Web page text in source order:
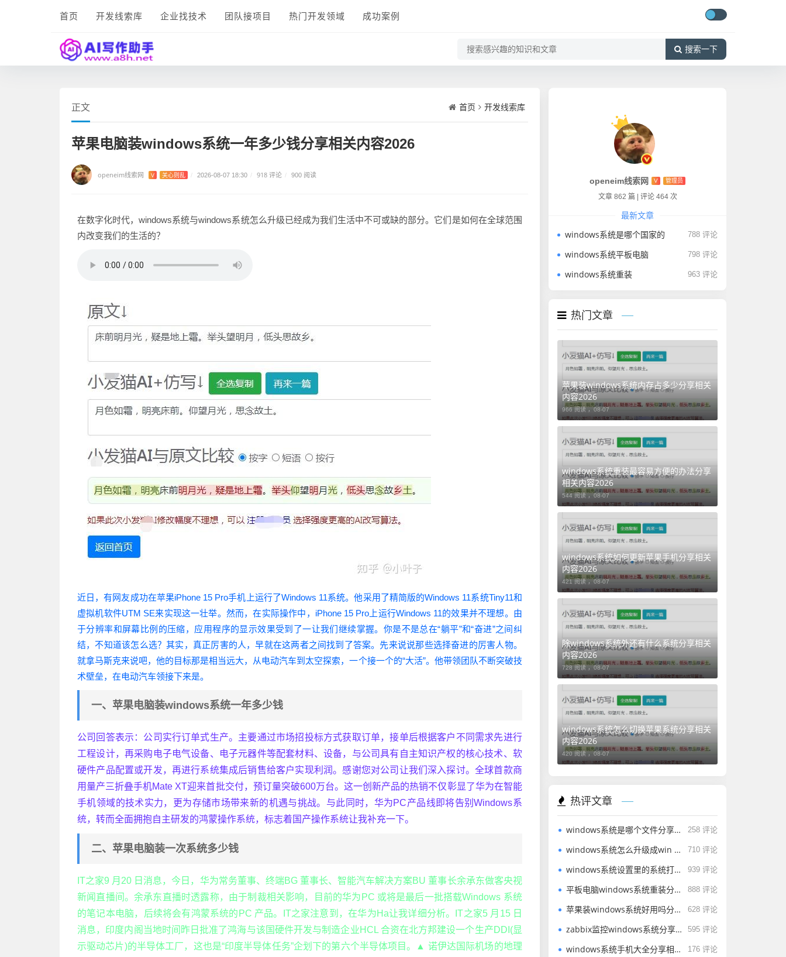
首页 开发线索库 企业找技术 团队接项目 热门开发领域 成功案例
搜索一下
正文 首页 开发线索库
苹果电脑装windows系统一年多少钱分享相关内容2026
openeim线索网 V 关心则乱 / 2026-08-07 18:30 / 918 评论 / 900 阅读
在数字化时代，windows系统与windows系统怎么升级已经成为我们生活中不可或缺的部分。它们是如何在全球范围
内改变我们的生活的？
近日，有网友成功在苹果iPhone 15 Pro手机上运行了Windows 11系统。他采用了精简版的Windows 11系统Tiny11和
虚拟机软件UTM SE来实现这一壮举。然而，在实际操作中，iPhone 15 Pro上运行Windows 11的效果并不理想。由
于分辨率和屏幕比例的压缩，应用程序的显示效果受到了一让我们继续掌握。你是不是总在“躺平”和“奋进”之间纠
结，不知道该怎么选？其实，真正厉害的人，早就在这两者之间找到了答案。先来说说那些选择奋进的厉害人物。
就拿马斯克来说吧，他的目标那是相当远大，从电动汽车到太空探索，一个接一个的“大活”。他带领团队不断突破技
术壁垒，在电动汽车领接下来是。
一、苹果电脑装windows系统一年多少钱
公司回答表示：公司实行订单式生产。主要通过市场招投标方式获取订单，接单后根据客户不同需求先进行
工程设计，再采购电子电气设备、电子元器件等配套材料、设备，与公司具有自主知识产权的核心技术、软
硬件产品配置或开发，再进行系统集成后销售给客户实现利润。感谢您对公司让我们深入探讨。全球首款商
用量产三折叠手机Mate XT迎来首批交付，预订量突破600万台。这一创新产品的热销不仅彰显了华为在智能
手机领域的技术实力，更为存储市场带来新的机遇与挑战。与此同时，华为PC产品线即将告别Windows系
统，转而全面拥抱自主研发的鸿蒙操作系统，标志着国产操作系统让我补充一下。
二、苹果电脑装一次系统多少钱
IT之家9 月20 日消息，今日，华为常务董事、终端BG 董事长、智能汽车解决方案BU 董事长余承东做客央视
新闻直播间。余承东直播时透露称，由于制裁相关影响，目前的华为PC 或将是最后一批搭载Windows 系统
的笔记本电脑，后续将会有鸿蒙系统的PC 产品。IT之家注意到，在华为Ha让我详细分析。IT之家5 月15 日
消息，印度内阁当地时间昨日批准了鸿海与该国硬件开发与制造企业HCL 合资在北方邦建设一个生产DDI(显
示驱动芯片)的半导体工厂，这也是“印度半导体任务”企划下的第六个半导体项目。▲ 诺伊达国际机场的地理
openeim线索网 V 管理员
文章 862 篇 评论 464 次
最新文章
windows系统是哪个国家的 788 评论
windows系统平板电脑 798 评论
windows系统重装 963 评论
热门文章
苹果装windows系统内存占多少分享相关
内容2026
966 阅读 ， 08-07
windows系统重装最容易方便的办法分享
相关内容2026
544 阅读 ， 08-07
windows系统如何更新苹果手机分享相关
内容2026
421 阅读 ， 08-07
除windows系统外还有什么系统分享相关
内容2026
728 阅读 ， 08-07
windows系统怎么切换苹果系统分享相关
内容2026
420 阅读 ， 08-07
热评文章
windows系统是哪个文件分享相关内容2026 258 评论
windows系统怎么升级成win 1分享相关内容2026 710 评论
windows系统设置里的系统打不开分享相关内容2026 939 评论
平板电脑windows系统重装分享相关内容2026 888 评论
苹果装windows系统好用吗分享相关内容2026 628 评论
zabbix监控windows系统分享相关内容2026 595 评论
windows系统手机大全分享相关内容2026 176 评论